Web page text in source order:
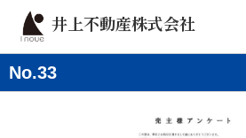
井上不動産株式会社
No.33